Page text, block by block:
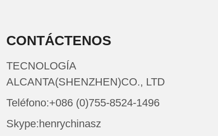
CONTÁCTENOS
TECNOLOGÍA
ALCANTA(SHENZHEN)CO., LTD
Teléfono:+086 (0)755-8524-1496
Skype:henrychinasz